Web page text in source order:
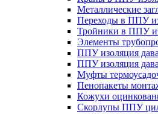
Металлические
Переходы в ППУ
Тройники в ППУ
Элементы
ППУ изоляция
ППУ изоляция
Муфты
Пенопакеты
Кожухи
Скорлупы ППУ